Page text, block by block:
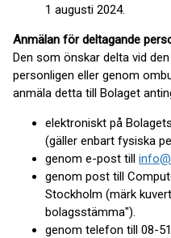
1 augusti 2024.
Anmälan för deltagande
Den som önskar delta vid
personligen eller genom
anmäla detta till Bolaget
elektroniskt på
(gäller enbart fysiska
genom e-post till
genom post till
Stockholm (märk
bolagsstämma").
genom telefon till 08-